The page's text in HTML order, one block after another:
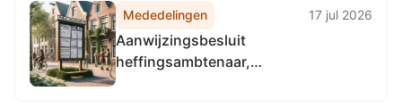
Mededelingen 17 jul 2026
Aanwijzingsbesluit
heffingsambtenaar,